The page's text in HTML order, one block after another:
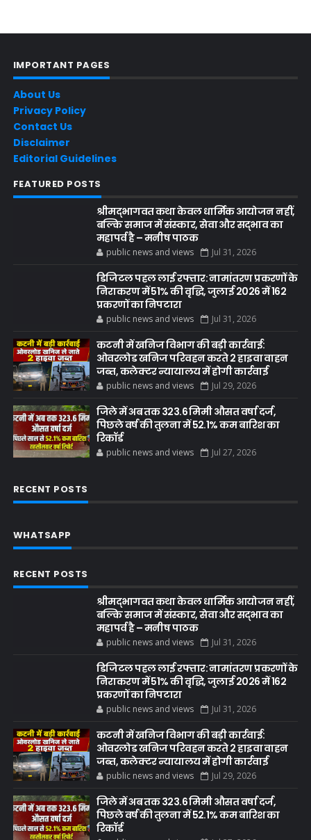
IMPORTANT PAGES
About Us
Privacy Policy
Contact Us
Disclaimer
Editorial Guidelines
FEATURED POSTS
श्रीमद्भागवत कथा केवल धार्मिक आयोजन नहीं,
बल्कि समाज में संस्कार, सेवा और सद्भाव का
महापर्व है – मनीष पाठक
public news and views Jul 31, 2026
डिजिटल पहल लाई रफ्तार: नामांतरण प्रकरणों के
निराकरण में 51% की वृद्धि, जुलाई 2026 में 162
प्रकरणों का निपटारा
public news and views Jul 31, 2026
कटनी में खनिज विभाग की बड़ी कार्रवाई:
ओवरलोड खनिज परिवहन करते 2 हाइवा वाहन
जब्त, कलेक्टर न्यायालय में होगी कार्रवाई
public news and views Jul 29, 2026
जिले में अब तक 323.6 मिमी औसत वर्षा दर्ज,
पिछले वर्ष की तुलना में 52.1% कम बारिश का
रिकॉर्ड
public news and views Jul 27, 2026
RECENT POSTS
WHATSAPP
RECENT POSTS
श्रीमद्भागवत कथा केवल धार्मिक आयोजन नहीं,
बल्कि समाज में संस्कार, सेवा और सद्भाव का
महापर्व है – मनीष पाठक
public news and views Jul 31, 2026
डिजिटल पहल लाई रफ्तार: नामांतरण प्रकरणों के
निराकरण में 51% की वृद्धि, जुलाई 2026 में 162
प्रकरणों का निपटारा
public news and views Jul 31, 2026
कटनी में खनिज विभाग की बड़ी कार्रवाई:
ओवरलोड खनिज परिवहन करते 2 हाइवा वाहन
जब्त, कलेक्टर न्यायालय में होगी कार्रवाई
public news and views Jul 29, 2026
जिले में अब तक 323.6 मिमी औसत वर्षा दर्ज,
पिछले वर्ष की तुलना में 52.1% कम बारिश का
रिकॉर्ड